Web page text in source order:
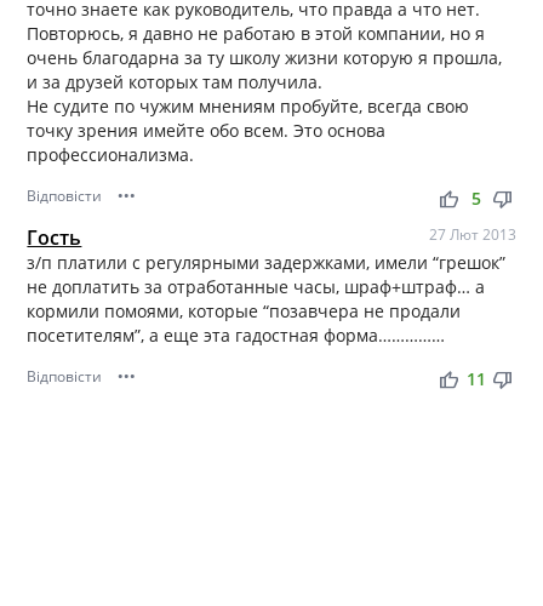
точно знаете как руководитель, что правда а что нет.
Повторюсь, я давно не работаю в этой компании, но я
очень благодарна за ту школу жизни которую я прошла,
и за друзей которых там получила.
Не судите по чужим мнениям пробуйте, всегда свою
точку зрения имейте обо всем. Это основа
профессионализма.
Відповісти ••• thumb_up thumb_down
5
Гость 27 Лют 2013
з/п платили с регулярными задержками, имели “грешок”
не доплатить за отработанные часы, шраф+штраф… а
кормили помоями, которые “позавчера не продали
посетителям”, а еще эта гадостная форма……………
Відповісти ••• thumb_up thumb_down
11